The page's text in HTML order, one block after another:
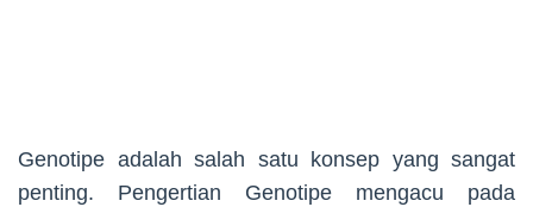
Genotipe adalah salah satu konsep yang sangat
penting. Pengertian Genotipe mengacu pada